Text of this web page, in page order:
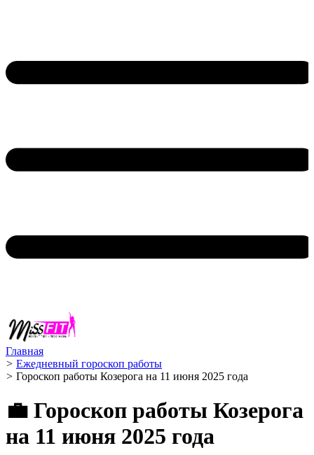
Главная
> Ежедневный гороскоп работы
> Гороскоп работы Козерога на 11 июня 2025 года
💼 Гороскоп работы Козерога
на 11 июня 2025 года